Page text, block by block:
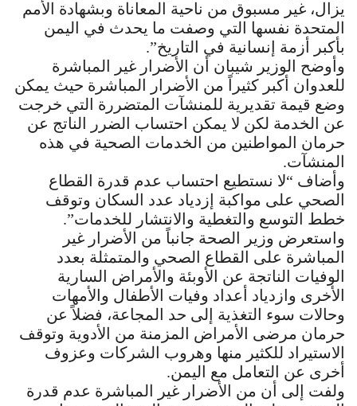
يزال، غير مسبوق من ناحية المعاناة وبشهادة الأمم
المتحدة نفسها التي وصفت ما يحدث في اليمن
بأكبر أزمة إنسانية في التاريخ”.
وأوضح الوزير شيبان أن الأضرار غير المباشرة
للعدوان أكبر كثيراً من الأضرار المباشرة حيث يمكن
وضع قيمة تقديرية للمنشآت المتضررة التي خرجت
عن الخدمة لكن لا يمكن احتساب الضرر الناتج عن
حرمان المواطنين من الخدمات الصحية في هذه
المنشآت.
وأضاف “لا نستطيع احتساب عدم قدرة القطاع
الصحي على مواكبة إزدياد عدد السكان وتوقف
خطط التوسع والتغطية والانتشار للخدمات”.
واستعرض وزير الصحة جانباً من الأضرار غير
المباشرة على القطاع الصحي والمتمثلة بعدد
الوفيات الناتجة عن الأوبئة والأمراض السارية
الأخرى وازدياد أعداد وفيات الأطفال والأمهات
وحالات سوء التغذية إلى حد المجاعة، فضلاً عن
حرمان مرضى الأمراض المزمنة من الأدوية وتوقف
الاستيراد للكثير منها وهروب الشركات وعزوف
أخرى عن التعامل مع اليمن.
ولفت إلى أن من الأضرار غير المباشرة عدم قدرة